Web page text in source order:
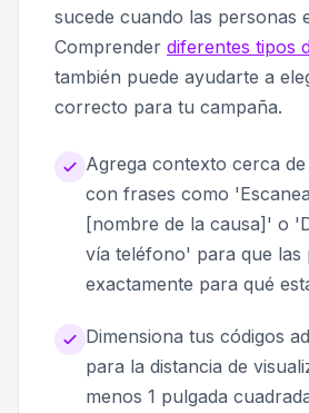
sucede cuando las personas
Comprender diferentes tipos
también puede ayudarte a
correcto para tu campaña.
Agrega contexto cerca
con frases como
[nombre de la causa]' o
vía teléfono' para que las
exactamente para qué
Dimensiona tus códigos
para la distancia de
menos 1 pulgada